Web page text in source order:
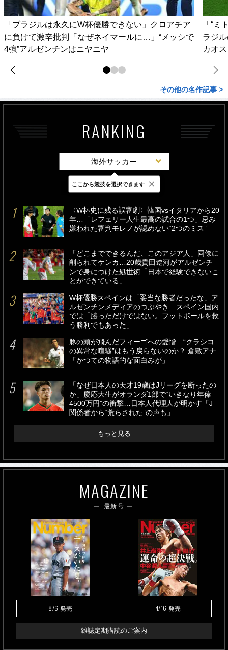
「ブラジルは永久にW杯優勝できない」クロアチア
に負けて激辛批判「なぜネイマールに…」“メッシで
4強”アルゼンチンはニヤニヤ
「“
ラジ
カオ
その他の名作記事 >
RANKING
海外サッカー
最新 24時間 週間
〈W杯史に残る誤審劇〉韓国vsイタリアから20
年…「レフェリー人生最高の試合の1つ」忌み
嫌われた審判モレノが認めない“2つのミス”
「どこまでできるんだ、このアジア人」同僚に
削られてケンカ…20歳貴田遼河がアルゼンチ
ンで身につけた処世術「日本で経験できないこ
とができている」
W杯優勝スペインは「妥当な勝者だったな」ア
ルゼンチンメディアのつぶやき…スペイン国内
では「勝っただけではない。フットボールを救
う勝利でもあった」
豚の頭が飛んだフィーゴへの愛憎…“クラシコ
の異常な喧騒”はもう戻らないのか？ 倉敷アナ
「かつての物語的な面白みが」
「なぜ日本人の天才19歳はJリーグを断ったの
か」慶応大生がオランダ1部で“いきなり年俸
4500万円”の衝撃…日本人代理人が明かす「J
関係者から“荒らされた”の声も」
もっと見る
MAGAZINE
最新号
8/6 発売 4/16 発売
雑誌定期購読のご案内
ここから競技を選択できます ×